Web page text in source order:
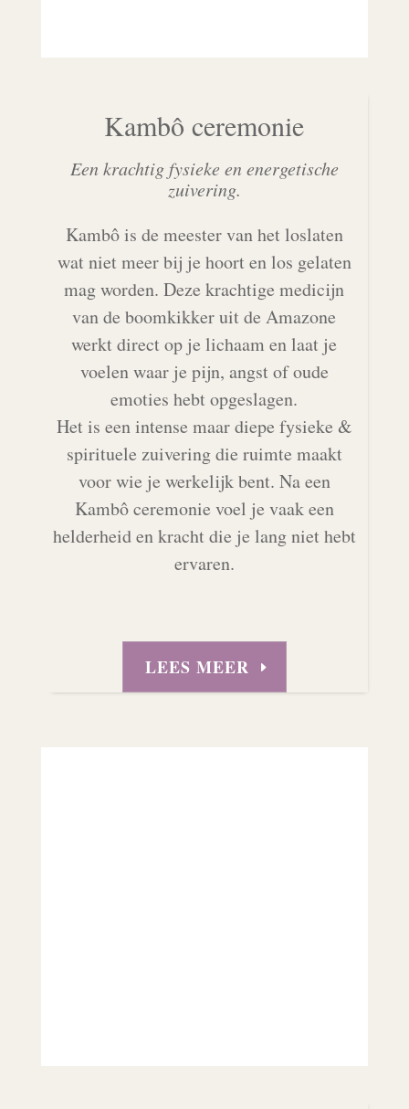
Kambô ceremonie
Een krachtig fysieke en energetische
zuivering.
Kambô is de meester van het loslaten
wat niet meer bij je hoort en los gelaten
mag worden. Deze krachtige medicijn
van de boomkikker uit de Amazone
werkt direct op je lichaam en laat je
voelen waar je pijn, angst of oude
emoties hebt opgeslagen.
Het is een intense maar diepe fysieke &
spirituele zuivering die ruimte maakt
voor wie je werkelijk bent. Na een
Kambô ceremonie voel je vaak een
helderheid en kracht die je lang niet hebt
ervaren.
LEES MEER